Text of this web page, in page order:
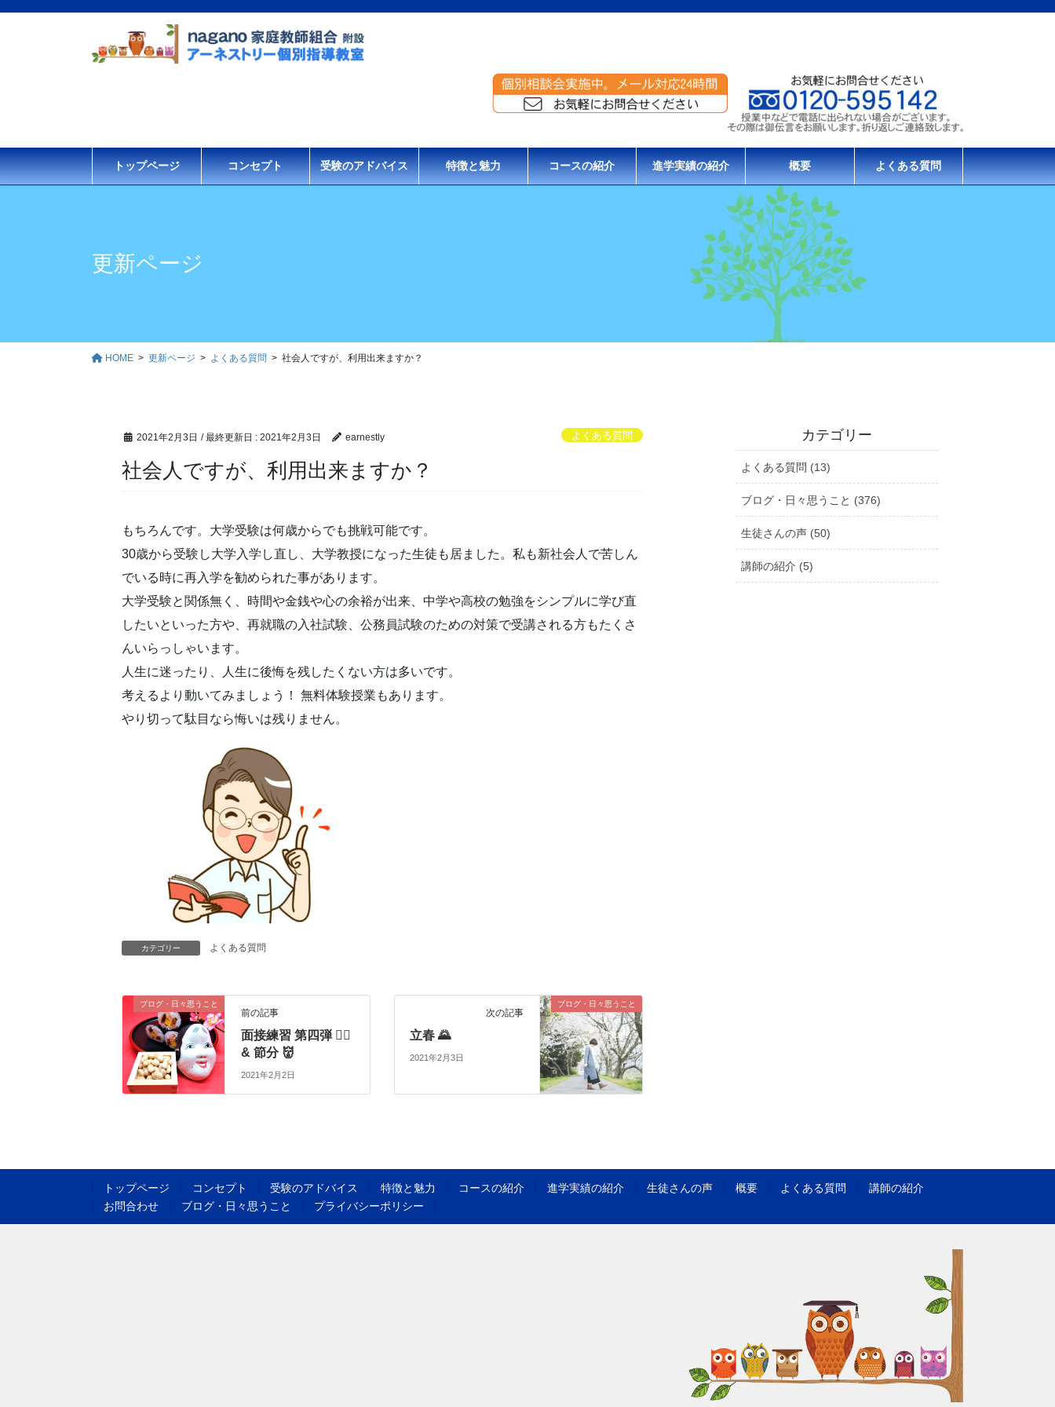
移
動
トップページ コンセプト 受験のアドバイス 特徴と魅力 コースの紹介 進学実績の紹介 概要 よくある質問
更新ページ
HOME 更新ページ よくある質問 社会人ですが、利用出来ますか？
2021年2月3日 / 最終更新日 :2021年2月3日 earnestly よくある質問
社会人ですが、利用出来ますか？
もちろんです。大学受験は何歳からでも挑戦可能です。
30歳から受験し大学入学し直し、大学教授になった生徒も居ました。私も新社会人で苦しん
でいる時に再入学を勧められた事があります。
大学受験と関係無く、時間や金銭や心の余裕が出来、中学や高校の勉強をシンプルに学び直
したいといった方や、再就職の入社試験、公務員試験のための対策で受講される方もたくさ
んいらっしゃいます。
人生に迷ったり、人生に後悔を残したくない方は多いです。
考えるより動いてみましょう！ 無料体験授業もあります。
やり切って駄目なら悔いは残りません。
カテゴリー よくある質問
ブログ・日々思うこと
前の記事
面接練習 第四弾 🤷‍♂️
& 節分 👹
2021年2月2日
ブログ・日々思うこと
次の記事
立春 🌄
2021年2月3日
カテゴリー
よくある質問 (13)
ブログ・日々思うこと (376)
生徒さんの声 (50)
講師の紹介 (5)
トップページ コンセプト 受験のアドバイス 特徴と魅力 コースの紹介 進学実績の紹介 生徒さんの声 概要 よくある質問
講師の紹介
お問合わせ
ブログ・日々思うこと プライバシーポリシー